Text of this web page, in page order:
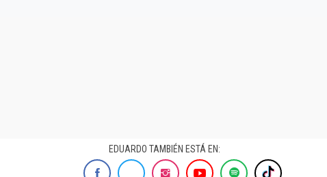
EDUARDO TAMBIÉN ESTÁ EN: